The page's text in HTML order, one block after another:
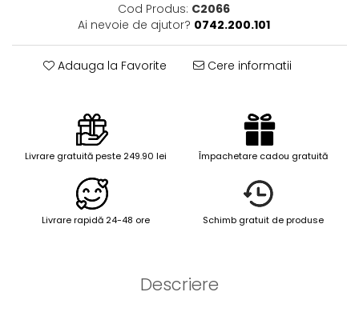
Cod Produs: C2066
Ai nevoie de ajutor? 0742.200.101
Adauga la Favorite Cere informatii
Livrare gratuită peste 249.90 lei Împachetare cadou gratuită
Livrare rapidă 24-48 ore Schimb gratuit de produse
Descriere